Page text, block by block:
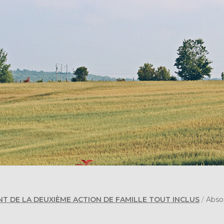
DE LA DEUXIÈME ACTION DE FAMILLE TOUT INCLUS /